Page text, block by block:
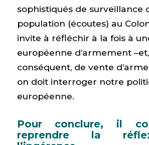
sophistiqués de surveillance
population (écoutes) au
invite à réfléchir à la fois à
européenne d’armement
conséquent, de vente
on doit interroger notre
européenne.
Pour conclure, il
reprendre la